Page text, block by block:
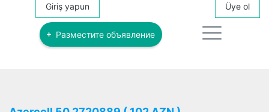
Giriş yapun Üye ol
Разместите объявление